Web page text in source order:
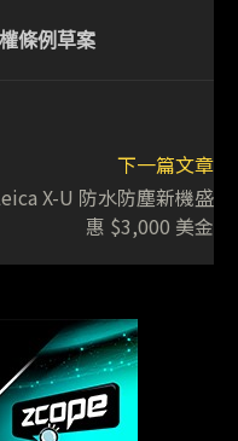
條例草案
下一篇文章
X-U 防水防塵新機盛
惠 $3,000 美金